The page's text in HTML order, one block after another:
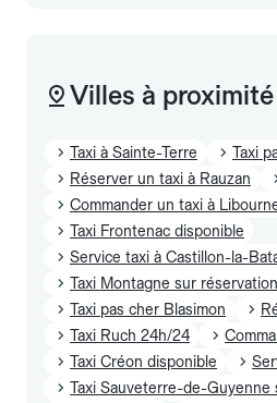
Villes à proximité
Taxi à Sainte-Terre
Taxi
Réserver un taxi à Rauzan
Commander un taxi à
Taxi Frontenac disponible
Service taxi à Castillon-la-
Taxi Montagne sur réservation
Taxi pas cher Blasimon
Taxi Ruch 24h/24
Taxi Créon disponible
Taxi Sauveterre-de-Guyenne